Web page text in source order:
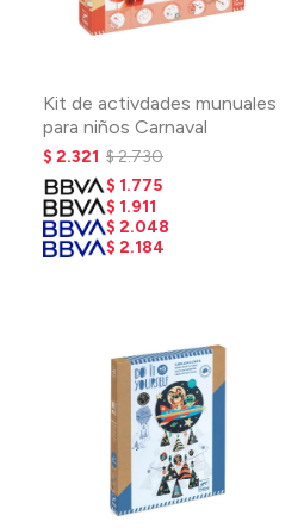
Kit de activdades munuales
para niños Carnaval
$ 2.321 $2.730
$ 1.775
$ 1.911
$ 2.048
$ 2.184